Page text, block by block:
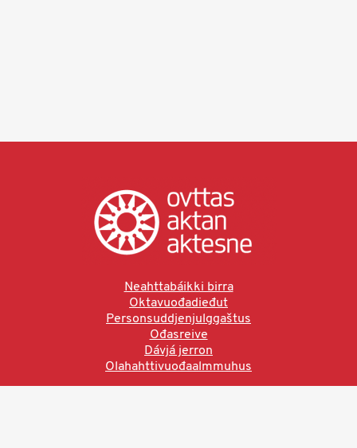
Neahttabáikki birra
Oktavuođadieđut
Personsuddjenjulggaštus
Ođasreive
Dávjá jerron
Olahahttivuođaalmmuhus